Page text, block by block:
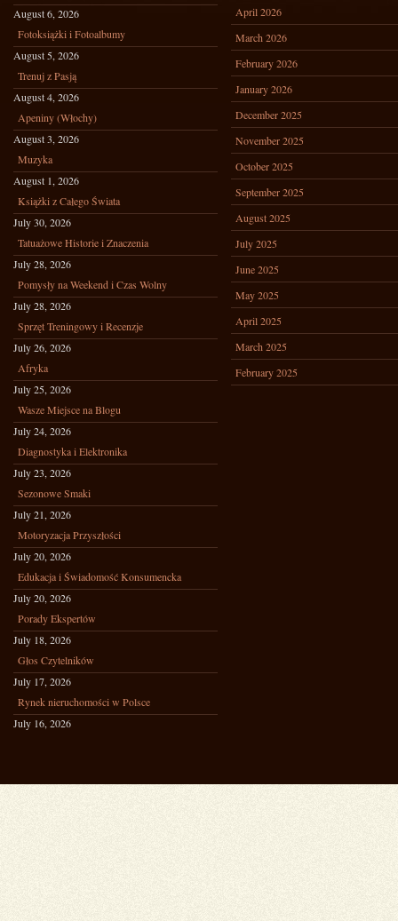
August 6, 2026
Fotoksiążki i Fotoalbumy
August 5, 2026
Trenuj z Pasją
August 4, 2026
Apeniny (Włochy)
August 3, 2026
Muzyka
August 1, 2026
Książki z Całego Świata
July 30, 2026
Tatuażowe Historie i Znaczenia
July 28, 2026
Pomysły na Weekend i Czas Wolny
July 28, 2026
Sprzęt Treningowy i Recenzje
July 26, 2026
Afryka
July 25, 2026
Wasze Miejsce na Blogu
July 24, 2026
Diagnostyka i Elektronika
July 23, 2026
Sezonowe Smaki
July 21, 2026
Motoryzacja Przyszłości
July 20, 2026
Edukacja i Świadomość Konsumencka
July 20, 2026
Porady Ekspertów
July 18, 2026
Głos Czytelników
July 17, 2026
Rynek nieruchomości w Polsce
July 16, 2026
April 2026
March 2026
February 2026
January 2026
December 2025
November 2025
October 2025
September 2025
August 2025
July 2025
June 2025
May 2025
April 2025
March 2025
February 2025